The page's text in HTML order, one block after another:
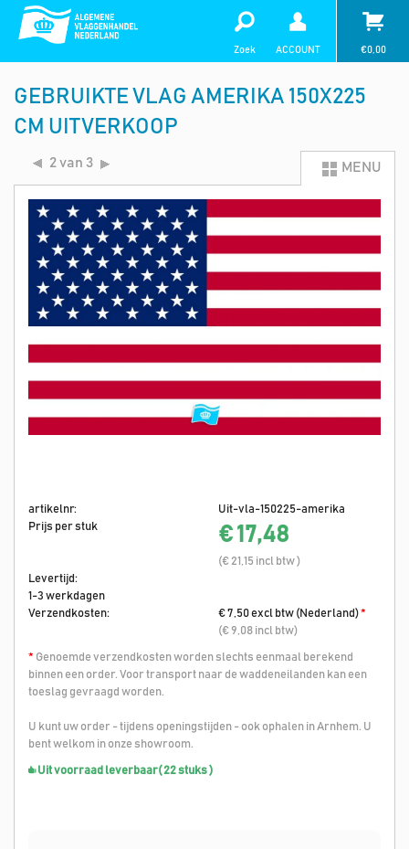
Zoek ACCOUNT €0,00
GEBRUIKTE VLAG AMERIKA 150X225
CM UITVERKOOP
2 van 3 MENU
artikelnr:
Uit-vla-150225-amerika
Prijs per stuk
€ 17,48
(€ 21,15 incl btw )
Levertijd:
1-3 werkdagen
Verzendkosten:
€ 7,50 excl btw (Nederland)*
(€ 9,08 incl btw)
* Genoemde verzendkosten worden slechts eenmaal berekend
binnen een order. Voor transport naar de waddeneilanden kan een
toeslag gevraagd worden.
U kunt uw order - tijdens openingstijden - ook ophalen in Arnhem. U
bent welkom in onze showroom.
Uit voorraad leverbaar( 22 stuks )